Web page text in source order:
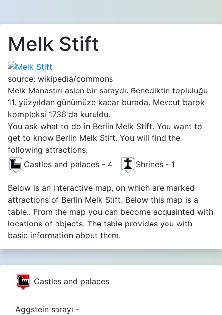
Melk Stift
source: wikipedia/commons
Melk Manastırı aslen bir saraydı. Benediktin topluluğu
11. yüzyıldan günümüze kadar burada. Mevcut barok
kompleksi 1736'da kuruldu.
You ask what to do in Berlin Melk Stift. You want to
get to know Berlin Melk Stift. You will find the
following attractions:
Castles and palaces - 4
Shrines - 1
Below is an interactive map, on which are marked
attractions of Berlin Melk Stift. Below this map is a
table.. From the map you can become acquainted with
locations of objects. The table provides you with
basic information about them.
Castles and palaces
Aggstein sarayı -